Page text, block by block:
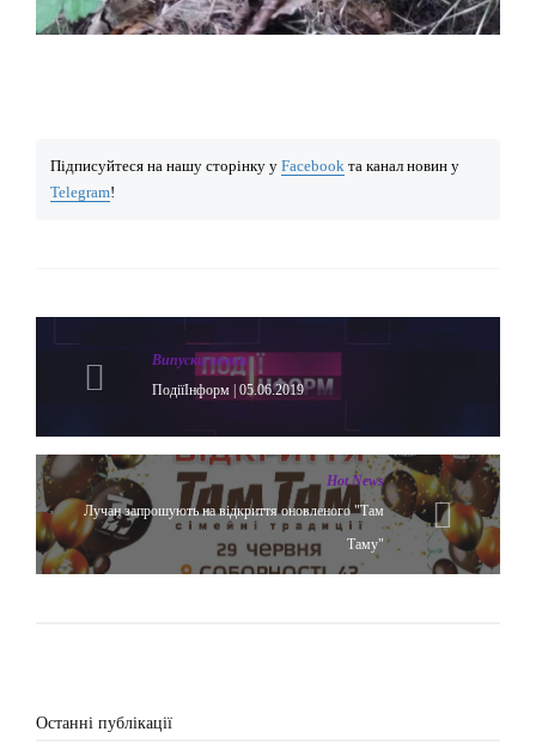
Підписуйтеся на нашу сторінку у Facebook та канал новин у
Telegram!
Випуски новин
ПодіїІнформ | 05.06.2019
Hot News
Лучан запрошують на відкриття оновленого "Там
Таму"
Останні публікації